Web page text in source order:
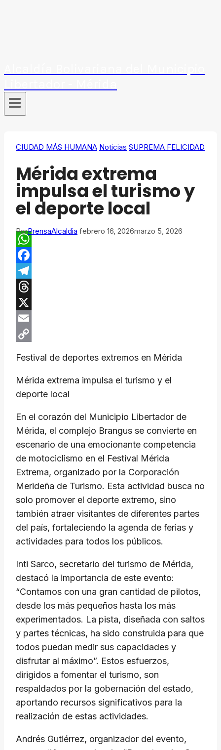
CIUDAD MÁS HUMANA Noticias SUPREMA FELICIDAD
Mérida extrema
impulsa el turismo y
el deporte local
PorPrensaAlcaldia febrero 16, 2026marzo 5, 2026
WhatsApp
Facebook
Telegram
Threads
X
Email
Festival de deportes extremos en Mérida
Mérida extrema impulsa el turismo y el
deporte local
En el corazón del Municipio Libertador de
Mérida, el complejo Brangus se convierte en
escenario de una emocionante competencia
de motociclismo en el Festival Mérida
Extrema, organizado por la Corporación
Merideña de Turismo. Esta actividad busca no
solo promover el deporte extremo, sino
también atraer visitantes de diferentes partes
del país, fortaleciendo la agenda de ferias y
actividades para todos los públicos.
Inti Sarco, secretario del turismo de Mérida,
destacó la importancia de este evento:
“Contamos con una gran cantidad de pilotos,
desde los más pequeños hasta los más
experimentados. La pista, diseñada con saltos
y partes técnicas, ha sido construida para que
todos puedan medir sus capacidades y
disfrutar al máximo”. Estos esfuerzos,
dirigidos a fomentar el turismo, son
respaldados por la gobernación del estado,
aportando recursos significativos para la
realización de estas actividades.
Andrés Gutiérrez, organizador del evento,